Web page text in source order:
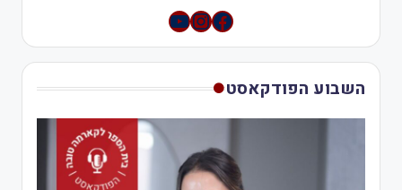
Instagram
YouTube
השבוע הפודקאסט